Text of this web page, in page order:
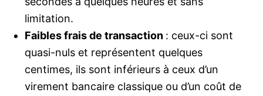
limitation.
Faibles frais de transaction : ceux-ci sont
quasi-nuls et représentent quelques
centimes, ils sont inférieurs à ceux d’un
virement bancaire classique ou d’un coût de